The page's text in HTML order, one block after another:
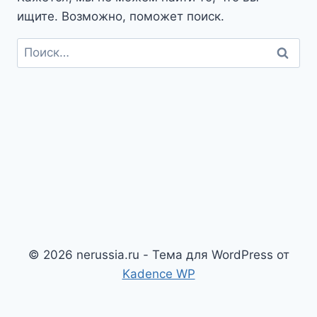
ищите. Возможно, поможет поиск.
Найти:
© 2026 nerussia.ru - Тема для WordPress от
Kadence WP